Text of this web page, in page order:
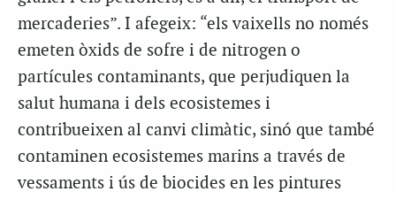
mercaderies”. I afegeix: “els vaixells no només
emeten òxids de sofre i de nitrogen o
partícules contaminants, que perjudiquen la
salut humana i dels ecosistemes i
contribueixen al canvi climàtic, sinó que també
contaminen ecosistemes marins a través de
vessaments i ús de biocides en les pintures